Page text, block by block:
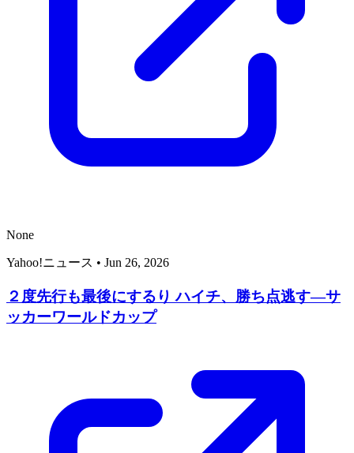
None
Yahoo!ニュース • Jun 26, 2026
２度先行も最後にするり ハイチ、勝ち点逃す―サ
ッカーワールドカップ